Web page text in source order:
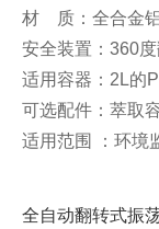
材
质：全合金
安全装置： 360
适用容器： 2L的
可选配件：萃取
适用范围
：环
全自动翻转式振